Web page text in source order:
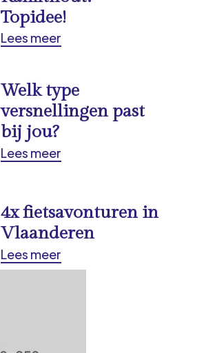
Topidee!
Lees meer
Welk type
versnellingen past
bij jou?
Lees meer
4x fietsavonturen in
Vlaanderen
Lees meer